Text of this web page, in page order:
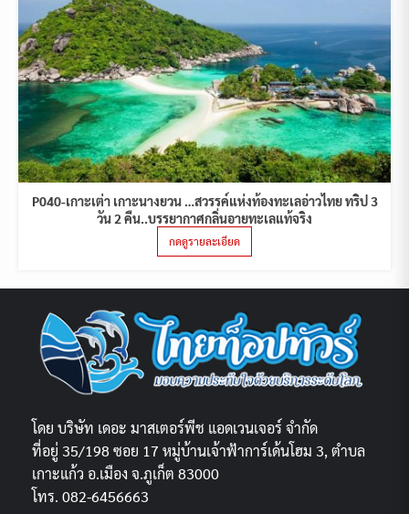
P040-เกาะเต่า เกาะนางยวน …สวรรค์แห่งท้องทะเลอ่าวไทย ทริป 3
วัน 2 คืน..บรรยากาศกลิ่นอายทะเลแท้จริง
กดดูรายละเอียด
โดย บริษัท เดอะ มาสเตอร์พีช แอดเวนเจอร์ จำกัด
ที่อยู่ 35/198 ซอย 17 หมู่บ้านเจ้าฟ้าการ์เด้นโฮม 3, ตำบล
เกาะแก้ว อ.เมือง จ.ภูเก็ต 83000
โทร. 082-6456663